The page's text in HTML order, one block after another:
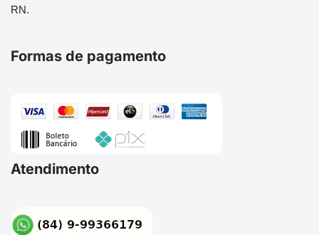
RN.
Formas de pagamento
Atendimento